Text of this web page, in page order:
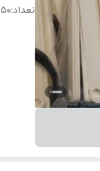
تعداد:50 عدد